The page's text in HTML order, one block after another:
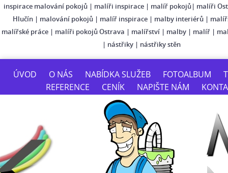
inspirace malování pokojů | malíři inspirace | malíř pokojů| malíři
Hlučín| malování pokojů| malíř inspirace| malby interiérů|
malířské práce | malíři pokojů Ostrava | malířství | malby | malíř |
| nástřiky | nástřiky stěn
ÚVOD O NÁS NABÍDKA SLUŽEB FOTOALBUM
REFERENCE
CENÍK NAPIŠTE NÁM